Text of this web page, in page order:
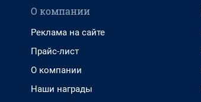
О компании
Реклама на сайте
Прайс-лист
О компании
Наши награды